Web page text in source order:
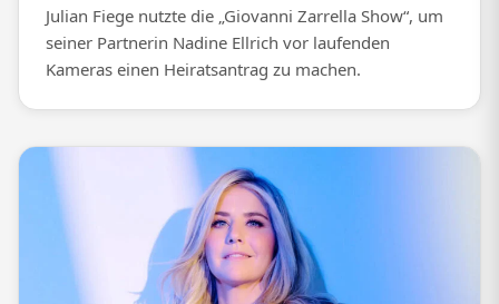
Julian Fiege nutzte die „Giovanni Zarrella Show“, um
seiner Partnerin Nadine Ellrich vor laufenden
Kameras einen Heiratsantrag zu machen.